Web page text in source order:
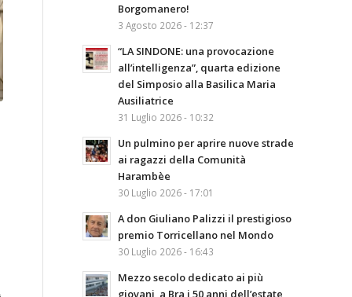
Borgomanero!
3 Agosto 2026 - 12:37
“LA SINDONE: una provocazione
all’intelligenza”, quarta edizione
del Simposio alla Basilica Maria
Ausiliatrice
31 Luglio 2026 - 10:32
Un pulmino per aprire nuove strade
ai ragazzi della Comunità
Harambèe
30 Luglio 2026 - 17:01
A don Giuliano Palizzi il prestigioso
premio Torricellano nel Mondo
30 Luglio 2026 - 16:43
Mezzo secolo dedicato ai più
giovani, a Bra i 50 anni dell’estate